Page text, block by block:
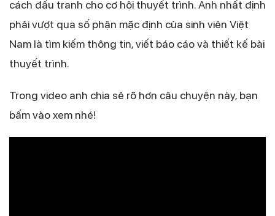
cách đấu tranh cho cơ hội thuyết trình. Anh nhất định
phải vượt qua số phận mặc định của sinh viên Việt
Nam là tìm kiếm thông tin, viết báo cáo và thiết kế bài
thuyết trình.
Trong video anh chia sẻ rõ hơn câu chuyện này, bạn
bấm vào xem nhé!